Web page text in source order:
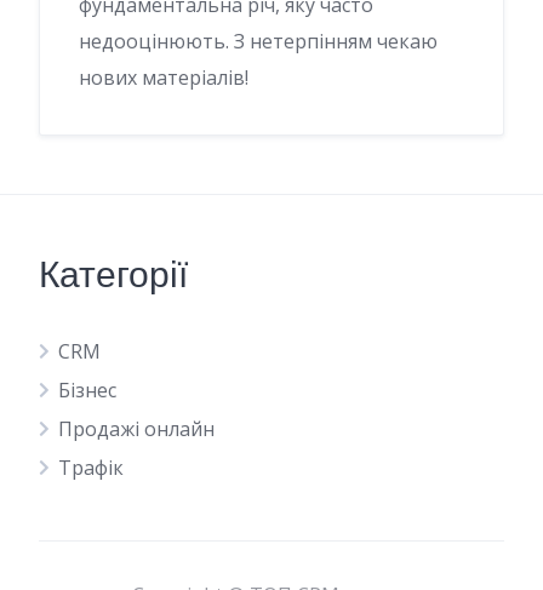
недооцінюють. З нетерпінням чекаю
нових матеріалів!
Категорії
CRM
Бізнес
Продажі онлайн
Трафік